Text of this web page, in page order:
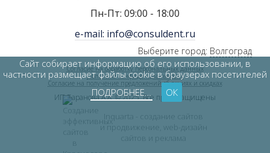
Пн-Пт: 09:00 - 18:00
e-mail: info@consuldent.ru
Выберите город: Волгоград
Согласие на обработку персональных данных
Политика конфиденциальности
Согласие на получение предложений об акциях и скидках
ИП Баранова А.А. © 2025. Все права защищены
Inquarta - создание сайтов
и продвижение, web-дизайн
сайтов и реклама
Сайт собирает информацию об его использовании, в
частности размещает файлы cookie в браузерах посетителей
ПОДРОБНЕЕ…
ОК